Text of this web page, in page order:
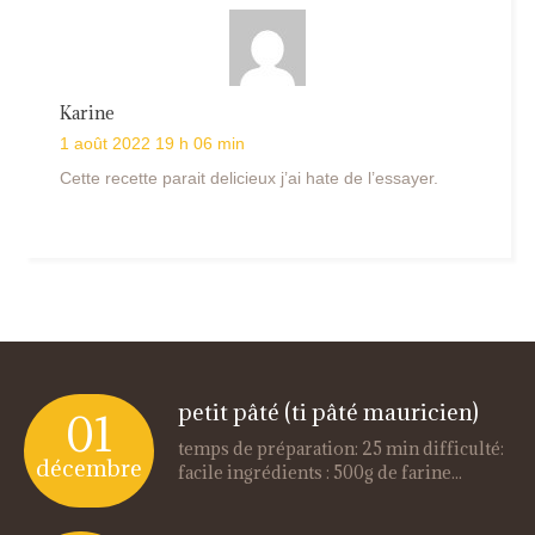
Karine
1 août 2022 19 h 06 min
Cette recette parait delicieux j’ai hate de l’essayer.
01
décembre
petit pâté (ti pâté mauricien)
temps de préparation: 25 min difficulté:
facile ingrédients : 500g de farine...